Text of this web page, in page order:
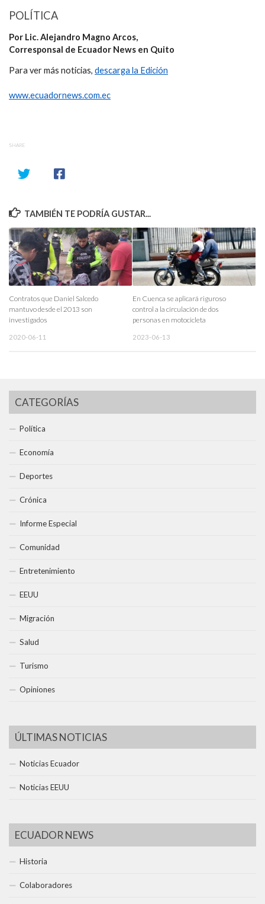
POLÍTICA
Por Lic. Alejandro Magno Arcos,
Corresponsal de Ecuador News en Quito
Para ver más noticias, descarga la Edición
www.ecuadornews.com.ec
SHARE
TAMBIÉN TE PODRÍA GUSTAR...
Contratos que Daniel Salcedo
mantuvo desde el 2013 son
investigados
2020-06-11
En Cuenca se aplicará riguroso
control a la circulación de dos
personas en motocicleta
2023-06-13
CATEGORÍAS
Política
Economía
Deportes
Crónica
Informe Especial
Comunidad
Entretenimiento
EEUU
Migración
Salud
Turismo
Opiniones
ÚLTIMAS NOTICIAS
Noticias Ecuador
Noticias EEUU
ECUADOR NEWS
Historia
Colaboradores